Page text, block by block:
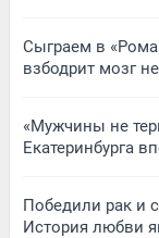
Сыграем в
взбодрит мозг
«Мужчины не
Екатеринбурга
Победили рак и
История любви